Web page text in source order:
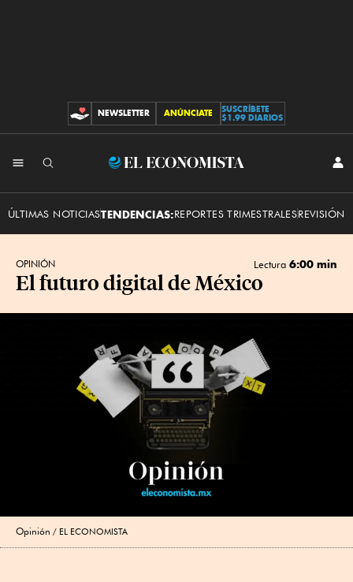
CONTRIBUCIONES
NEWSLETTER ANÚNCIATE
SUSCRÍBETE
$1.99 DIARIOS
El
ÚLTIMAS NOTICIASTENDENCIAS:REPORTES TRIMESTRALESREVISIÓN
OPINIÓN Lectura 6:00 min
El futuro digital de México
Opinión EL ECONOMISTA